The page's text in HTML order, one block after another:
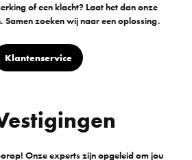
of een klacht? Laat het dan onze
Samen zoeken wij naar een oplossing.
Klantenservice
Onze experts zijn opgeleid om jou